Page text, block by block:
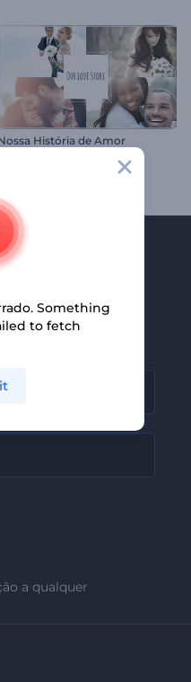
História de Amor
da
e ofertas
a qualquer
Something
to fetch